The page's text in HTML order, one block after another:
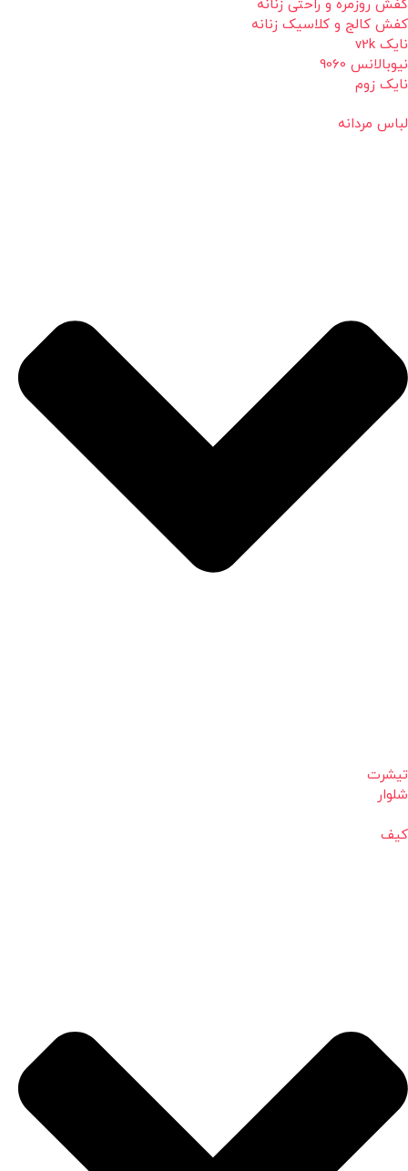
کفش روزمره و راحتی زنانه
کفش کالج و کلاسیک زنانه
نایک v2k
نیوبالانس 9060
نایک زوم
لباس مردانه
تیشرت
شلوار
کیف